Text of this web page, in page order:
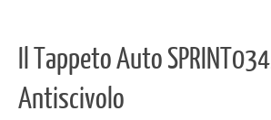
Il Tappeto Auto
Antiscivolo